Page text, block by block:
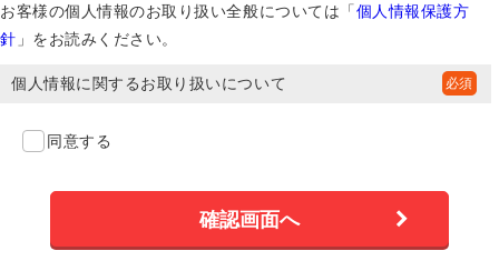
お客様の個人情報のお取り扱い全般については「個人情報保護方
針 」をお読みください。
個人情報に関するお取り扱いについて
同意する